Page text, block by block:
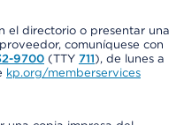
el directorio o presentar una
comuníquese con
9700 (TTY 711), de lunes a
kp.org/memberservices